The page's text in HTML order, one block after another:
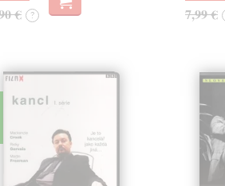
€ ? 7,99 €